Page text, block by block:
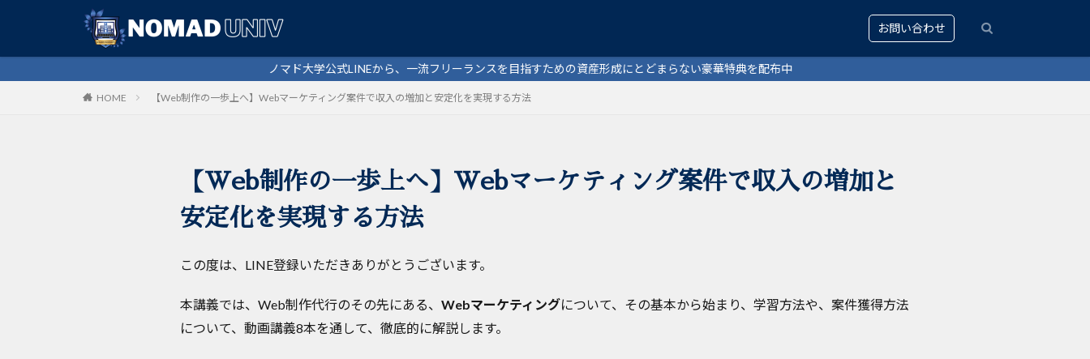
お問い合わせ
ノマド大学公式LINEから、一流フリーランスを目指すための資産形成にとどまらない豪華特典を配布中
HOME 【Web制作の一歩上へ】Webマーケティング案件で収入の増加と安定化を実現する方法
【Web制作の一歩上へ】Webマーケティング案件で収入の増加と
安定化を実現する方法
この度は、LINE登録いただきありがとうございます。
本講義では、Web制作代行のその先にある、 Webマーケティングについて、その基本から始まり、学習方法や、案件獲得方法
について、動画講義8本を通して、徹底的に解説します。
カテゴリー